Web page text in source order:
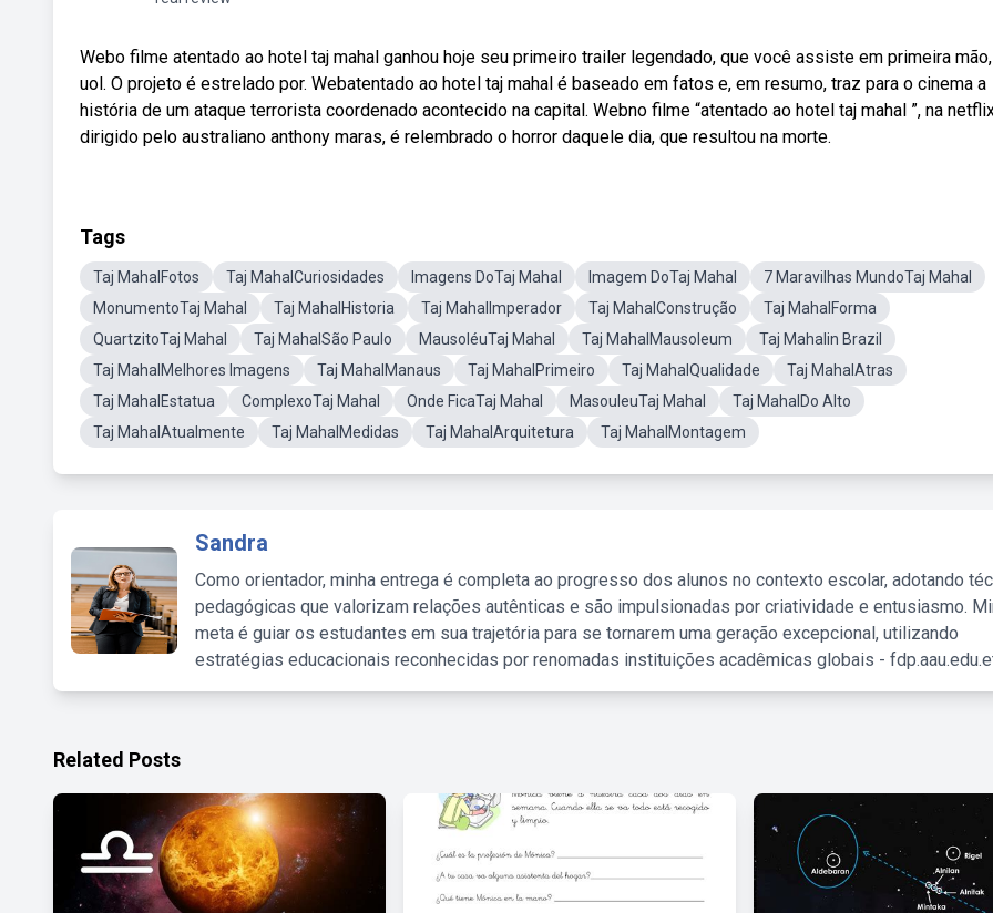
Webo filme atentado ao hotel taj mahal ganhou hoje seu primeiro trailer legendado, que você assiste em primeira
uol. O projeto é estrelado por. Webatentado ao hotel taj mahal é baseado em fatos e, em resumo, traz para o cinema a
história de um ataque terrorista coordenado acontecido na capital. Webno filme “atentado ao hotel taj mahal ”, na
dirigido pelo australiano anthony maras, é relembrado o horror daquele dia, que resultou na morte.
Tags
Taj MahalFotos Taj MahalCuriosidades Imagens DoTaj Mahal Imagem DoTaj Mahal
7 Maravilhas MundoTaj Mahal
MonumentoTaj Mahal
Taj MahalHistoria Taj MahalImperador Taj MahalConstrução
Taj MahalForma
QuartzitoTaj Mahal
Taj MahalSão Paulo MausoléuTaj Mahal Taj MahalMausoleum
Taj Mahalin Brazil
Taj MahalMelhores Imagens
Taj MahalManaus Taj MahalPrimeiro Taj MahalQualidade
Taj MahalAtras
Taj MahalEstatua
ComplexoTaj Mahal Onde FicaTaj Mahal MasouleuTaj Mahal
Taj MahalDo Alto
Taj MahalAtualmente
Taj MahalMedidas Taj MahalArquitetura Taj MahalMontagem
Sandra
Como orientador, minha entrega é completa ao progresso dos alunos no contexto escolar, adotando
pedagógicas que valorizam relações autênticas e são impulsionadas por criatividade e entusiasmo.
meta é guiar os estudantes em sua trajetória para se tornarem uma geração excepcional, utilizando
estratégias educacionais reconhecidas por renomadas instituições acadêmicas globais -
Related Posts